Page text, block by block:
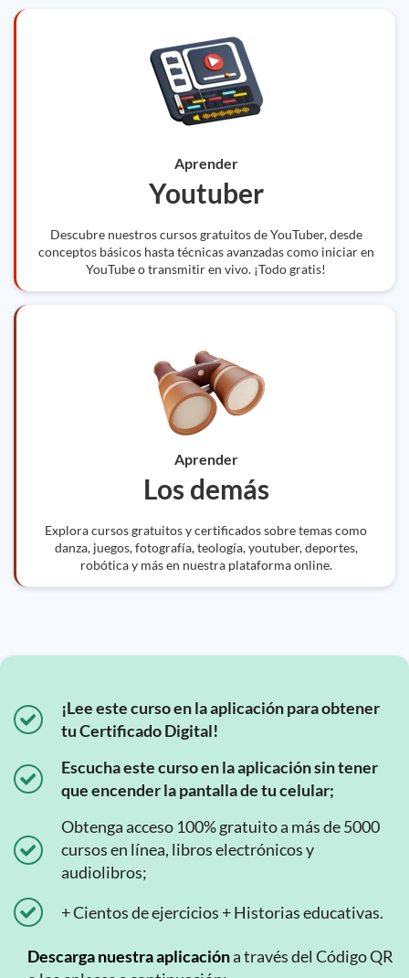
Aprender
Youtuber
Descubre nuestros cursos gratuitos de YouTuber, desde
conceptos básicos hasta técnicas avanzadas como iniciar en
YouTube o transmitir en vivo. ¡Todo gratis!
Aprender
Los demás
Explora cursos gratuitos y certificados sobre temas como
danza, juegos, fotografía, teología, youtuber, deportes,
robótica y más en nuestra plataforma online.
¡Lee este curso en la aplicación para obtener
tu Certificado Digital!
Escucha este curso en la aplicación sin tener
que encender la pantalla de tu celular;
Obtenga acceso 100% gratuito a más de 5000
cursos en línea, libros electrónicos y
audiolibros;
+ Cientos de ejercicios + Historias educativas.
Descarga nuestra aplicacióna través del Código QR